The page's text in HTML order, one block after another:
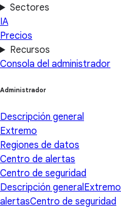
Sectores
IA
Precios
Recursos
Consola del administrador
Administrador
Descripción general
Extremo
Regiones de datos
Centro de alertas
Centro de seguridad
Descripción general Extremo
alertasCentro de seguridad